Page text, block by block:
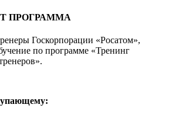
ПРОГРАММА
Госкорпорации «Росатом»,
по программе «Тренинг